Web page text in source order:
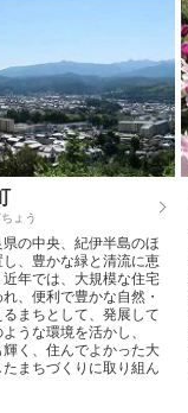
ょう
の中央、紀伊半島のほ
、豊かな緑と清流に恵
近年では、大規模な住宅
、便利で豊かな自然・
まちとして、発展して
うな環境を活かし、
輝く、住んでよかった大
まちづくりに取り組ん